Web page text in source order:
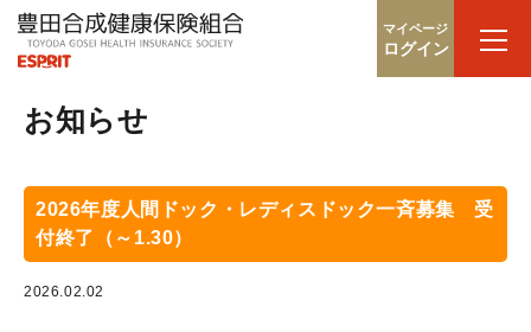
マイページ
ログイン
お知らせ
2026年度人間ドック・レディスドック一斉募集 受
付終了（～1.30）
2026.02.02